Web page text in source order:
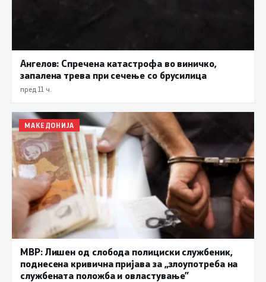
Ангелов: Спречена катастрофа во виничко,
запалена трева при сечење со брусилица
пред 11 ч.
МАКЕДОНИЈА
МВР: Лишен од слобода полициски службеник,
поднесена кривична пријава за „злоупотреба на
службената положба и овластување”